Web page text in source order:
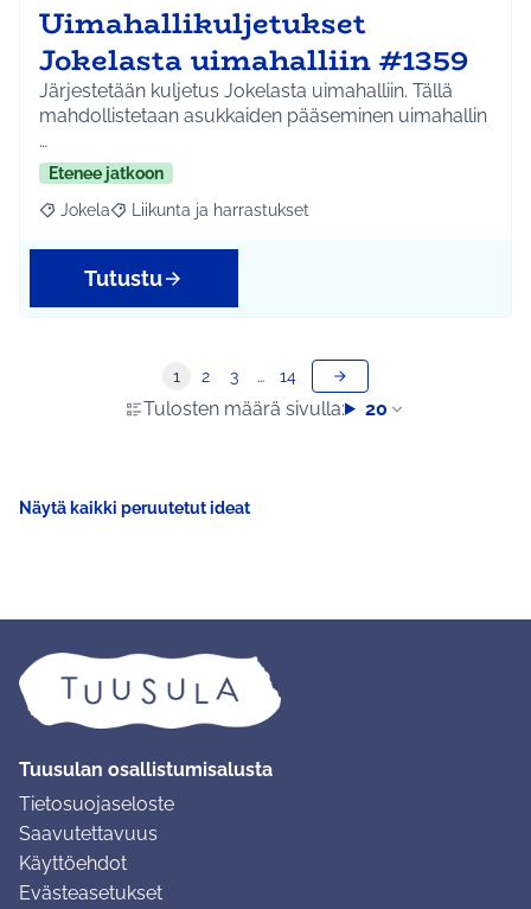
Uimahallikuljetukset
Jokelasta uimahalliin #1359
Järjestetään kuljetus Jokelasta uimahalliin. Tällä
mahdollistetaan asukkaiden pääseminen uimahallin
…
Etenee jatkoon
Rajaa tulokset aihepiirin mukaan: Jokela
Jokela Rajaa tulokset teeman mukaan: Liikunta ja
Liikunta ja harrastukset
Tutustu
Tulosten määrä sivulla: 20
1 2 3 … 14
Näytä kaikki peruutetut ideat
Tuusulan osallistumisalusta
Tietosuojaseloste
Saavutettavuus
Käyttöehdot
Evästeasetukset